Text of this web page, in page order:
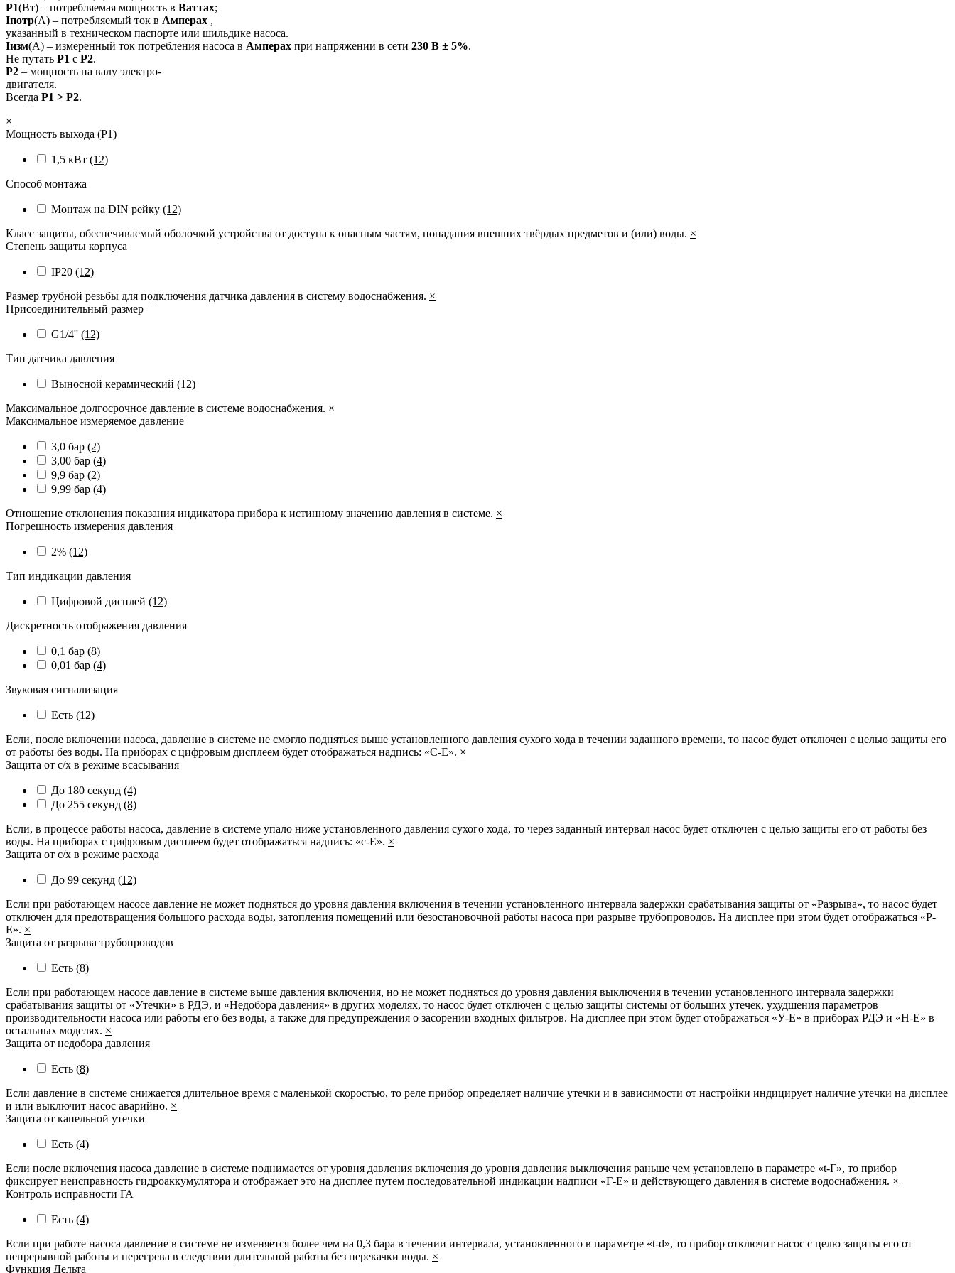
P1(Вт) – потребляемая мощность в Ваттах;
Iпотр(А) – потребляемый ток в Амперах ,
указанный в техническом паспорте или шильдике насоса.
Iизм(А) – измеренный ток потребления насоса в Амперах при напряжении в сети 230 В ± 5%.
Не путать P1 с P2.
P2 – мощность на валу электро-
двигателя.
Всегда P1 > P2.
×
Мощность выхода (P1)
1,5 кВт (12)
Способ монтажа
Монтаж на DIN рейку (12)
Класс защиты, обеспечиваемый оболочкой устройства от доступа к опасным частям, попадания внешних твёрдых предметов и (или) воды. ×
Степень защиты корпуса
IP20 (12)
Размер трубной резьбы для подключения датчика давления в систему водоснабжения. ×
Присоединительный размер
G1/4'' (12)
Тип датчика давления
Выносной керамический (12)
Максимальное долгосрочное давление в системе водоснабжения. ×
Максимальное измеряемое давление
3,0 бар (2)
3,00 бар (4)
9,9 бар (2)
9,99 бар (4)
Отношение отклонения показания индикатора прибора к истинному значению давления в системе. ×
Погрешность измерения давления
2% (12)
Тип индикации давления
Цифровой дисплей (12)
Дискретность отображения давления
0,1 бар (8)
0,01 бар (4)
Звуковая сигнализация
Есть (12)
Если, после включении насоса, давление в системе не смогло подняться выше установленного давления сухого хода в течении заданного времени, то насос будет отключен с целью защиты его
от работы без воды. На приборах с цифровым дисплеем будет отображаться надпись: «С-Е». ×
Защита от с/х в режиме всасывания
До 180 секунд (4)
До 255 секунд (8)
Если, в процессе работы насоса, давление в системе упало ниже установленного давления сухого хода, то через заданный интервал насос будет отключен с целью защиты его от работы без
воды. На приборах с цифровым дисплеем будет отображаться надпись: «с-Е». ×
Защита от с/х в режиме расхода
До 99 секунд (12)
Если при работающем насосе давление не может подняться до уровня давления включения в течении установленного интервала задержки срабатывания защиты от «Разрыва», то насос будет
отключен для предотвращения большого расхода воды, затопления помещений или безостановочной работы насоса при разрыве трубопроводов. На дисплее при этом будет отображаться «Р-
Е». ×
Защита от разрыва трубопроводов
Есть (8)
Если при работающем насосе давление в системе выше давления включения, но не может подняться до уровня давления выключения в течении установленного интервала задержки
срабатывания защиты от «Утечки» в РДЭ, и «Недобора давления» в других моделях, то насос будет отключен с целью защиты системы от больших утечек, ухудшения параметров
производительности насоса или работы его без воды, а также для предупреждения о засорении входных фильтров. На дисплее при этом будет отображаться «У-Е» в приборах РДЭ и «Н-Е» в
остальных моделях. ×
Защита от недобора давления
Есть (8)
Если давление в системе снижается длительное время с маленькой скоростью, то реле прибор определяет наличие утечки и в зависимости от настройки индицирует наличие утечки на дисплее
и или выключит насос аварийно. ×
Защита от капельной утечки
Есть (4)
Если после включения насоса давление в системе поднимается от уровня давления включения до уровня давления выключения раньше чем установлено в параметре «t-Г», то прибор
фиксирует неисправность гидроаккумулятора и отображает это на дисплее путем последовательной индикации надписи «Г-Е» и действующего давления в системе водоснабжения. ×
Контроль исправности ГА
Есть (4)
Если при работе насоса давление в системе не изменяется более чем на 0,3 бара в течении интервала, установленного в параметре «t-d», то прибор отключит насос с целю защиты его от
непрерывной работы и перегрева в следствии длительной работы без перекачки воды. ×
Функция Дельта